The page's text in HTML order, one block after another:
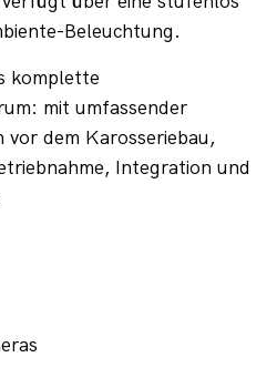
Beleuchtung.
komplette
mit umfassender
vor dem Karosseriebau,
Integration und